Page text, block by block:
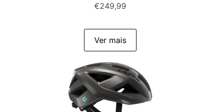
€249,99
Ver mais